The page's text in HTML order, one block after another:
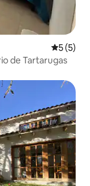
5 de
5 (5)
de Tartarugas